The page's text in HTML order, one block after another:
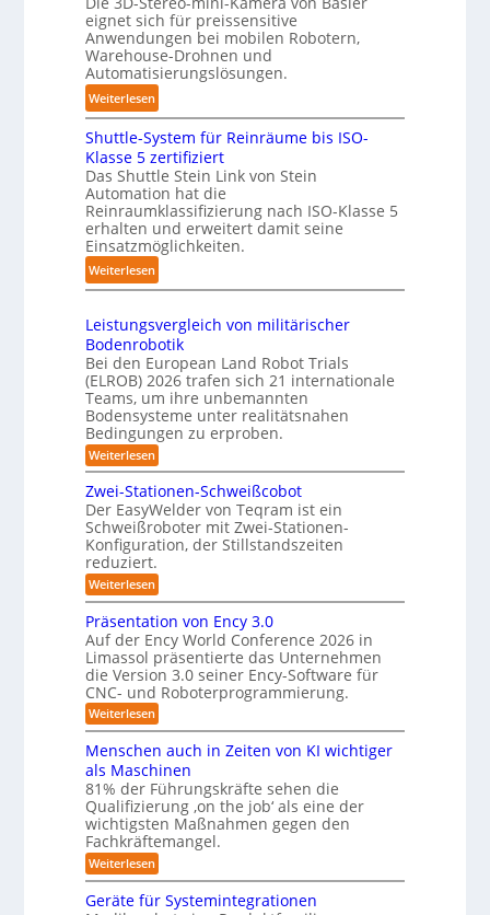
f
ü
r
T
a
c
h
r
o
b
o
t
e
r
u
n
g
s
r
e
f
f
2
0
2
6
H
a
n
d
l
i
n
g
-
S
y
s
t
e
eignet sich für preissensitive
Anwendungen bei mobilen Robotern,
Warehouse-Drohnen und
Automatisierungslösungen.
Weiterlesen:
K
o
m
p
a
k
t
e
s
D
-
S
t
e
r
e
o
-
K
a
m
e
r
a
s
y
s
t
e
ü
r
R
o
b
o
t
Shuttle-System für Reinräume bis ISO-
Klasse 5 zertifiziert
Das Shuttle Stein Link von Stein
Automation hat die
Reinraumklassifizierung nach ISO-Klasse 5
erhalten und erweitert damit seine
Einsatzmöglichkeiten.
Weiterlesen:
S
u
t
t
l
e
-
S
y
s
t
e
f
ü
r
R
e
i
n
r
ä
u
m
e
b
i
s
Leistungsvergleich von militärischer
Bodenrobotik
Bei den European Land Robot Trials
(ELROB) 2026 trafen sich 21 internationale
Teams, um ihre unbemannten
Bodensysteme unter realitätsnahen
Bedingungen zu erproben.
Weiterlesen:
L
e
i
s
t
u
g
s
v
e
r
g
l
e
i
c
h
v
o
n
m
i
l
i
t
ä
r
i
Zwei-Stationen-Schweißcobot
Der EasyWelder von Teqram ist ein
Schweißroboter mit Zwei-Stationen-
Konfiguration, der Stillstandszeiten
reduziert.
Weiterlesen:
Z
w
e
i
-
S
t
a
t
i
o
n
e
n
-
S
c
h
w
i
Präsentation von Ency 3.0
Auf der Ency World Conference 2026 in
Limassol präsentierte das Unternehmen
die Version 3.0 seiner Ency-Software für
CNC- und Roboterprogrammierung.
Weiterlesen:
P
ä
s
e
n
t
a
t
i
o
n
v
Menschen auch in Zeiten von KI wichtiger
als Maschinen
81% der Führungskräfte sehen die
Qualifizierung ‚on the job‘ als eine der
wichtigsten Maßnahmen gegen den
Fachkräftemangel.
Weiterlesen:
M
n
Geräte für Systemintegrationen